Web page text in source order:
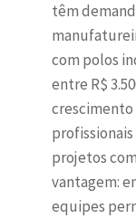
têm
com polos
entre R$
crescimento
projetos
vantagem:
equipes